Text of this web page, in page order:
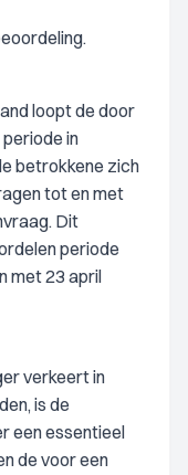
loopt de door
in
betrokkene zich
tot en met
Dit
periode
met 23 april
verkeert in
is de
een essentieel
de voor een